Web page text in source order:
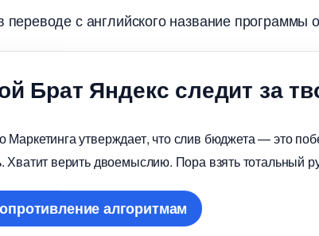
переводе с английского название программы
Брат Яндекс следит за
Маркетинга утверждает, что слив бюджета — это
Хватит верить двоемыслию. Пора взять тотальный
алгоритмам